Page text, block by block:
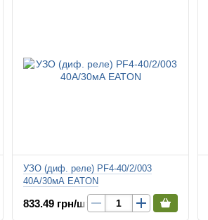
УЗО (диф. реле) PF4-40/2/003
40А/30мА EATON
833.49 грн/шт.